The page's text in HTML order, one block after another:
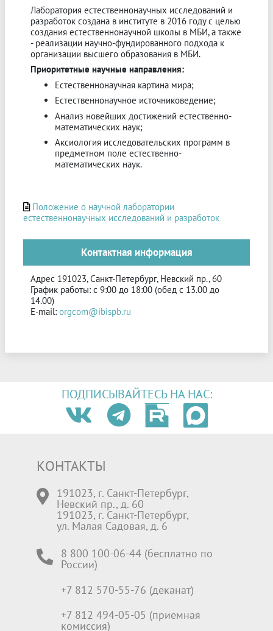
Лаборатория естественнонаучных исследований и
разработок создана в институте в 2016 году с целью
создания естественнонаучной школы в МБИ, а также
- реализации научно-фундированного подхода к
организации высшего образования в МБИ.
Приоритетные научные направления:
Естественнонаучная картина мира;
Естественнонаучное источниковедение;
Анализ новейших достижений естественно-
математических наук;
Аксиология исследовательских программ в
предметном поле естественно-
математических наук.
Положение о научной лаборатории
естественнонаучных исследований и разработок
Контактная информация
Адрес 191023, Санкт-Петербург, Невский пр., 60
График работы: с 9:00 до 18:00 (обед с 13.00 до
14.00)
E-mail: orgcom@ibispb.ru
ПОДПИСЫВАЙТЕСЬ НА НАС:
КОНТАКТЫ
191023, г. Санкт-Петербург,
Невский пр., д. 60
191023, г. Санкт-Петербург,
ул. Малая Садовая, д. 6
8 800 100-06-44 (бесплатно по
России)
+7 812 570-55-76 (деканат)
+7 812 494-05-05 (приемная
комиссия)